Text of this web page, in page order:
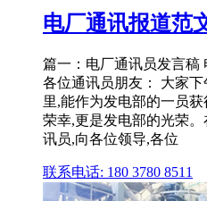
电厂通讯报道范
篇一：电厂通讯员发言稿
各位通讯员朋友： 大家
里,能作为发电部的一员
荣幸,更是发电部的光荣
讯员,向各位领导,各位
联系电话: 180 3780 8511